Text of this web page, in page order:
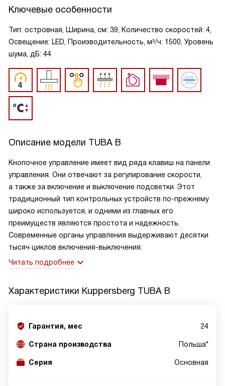
Ключевые особенности
Тип: островная, Ширина, см: 39, Количество скоростей: 4,
Освещение: LED, Производительность, м³/ч: 1500, Уровень
шума, дБ: 44
Описание модели TUBA B
Кнопочное управление имеет вид ряда клавиш на панели
управления. Они отвечают за регулирование скорости,
а также за включение и выключение подсветки. Этот
традиционный тип контрольных устройств по-прежнему
широко используется, и одними из главных его
преимуществ являются простота и надежность.
Современные органы управления выдерживают десятки
тысяч циклов включения-выключения.
Читать подробнее
Характеристики Kuppersberg TUBA B
Гарантия, мес 24
Страна производства Польша*
Серия Основная